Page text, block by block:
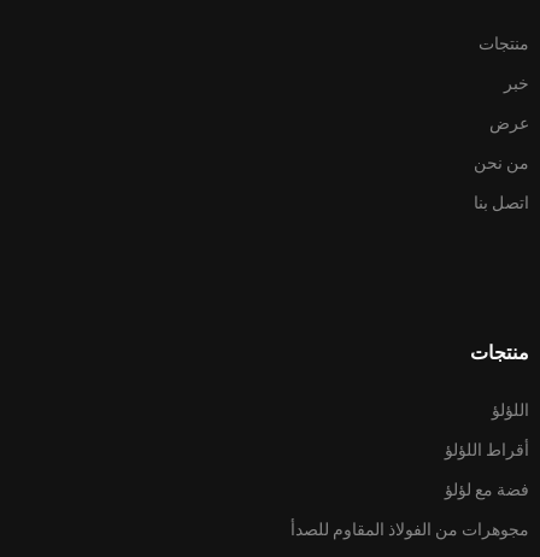
منتجات
خبر
عرض
من نحن
اتصل بنا
منتجات
اللؤلؤ
أقراط اللؤلؤ
فضة مع لؤلؤ
مجوهرات من الفولاذ المقاوم للصدأ